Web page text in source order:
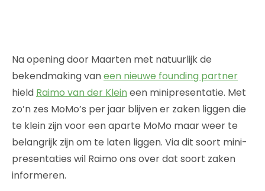
Na opening door Maarten met natuurlijk de
bekendmaking vaneen nieuwe founding partner
hield Raimo van der Klein een minipresentatie. Met
zo’n zes MoMo’s per jaar blijven er zaken liggen die
te klein zijn voor een aparte MoMo maar weer te
belangrijk zijn om te laten liggen. Via dit soort mini-
presentaties wil Raimo ons over dat soort zaken
informeren.